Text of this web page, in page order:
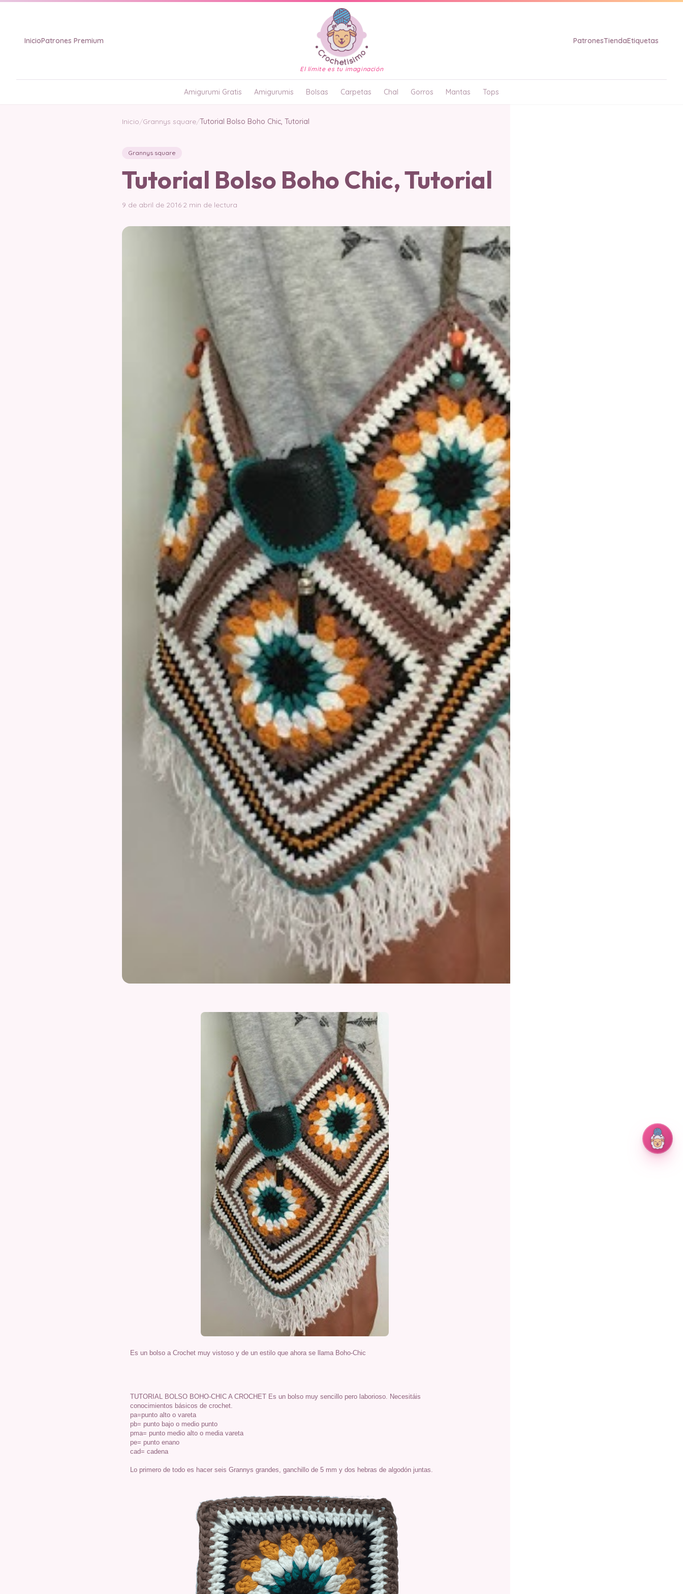
InicioPatrones Premium
El límite es tu imaginación
PatronesTiendaEtiquetas
Amigurumi Gratis Amigurumis Bolsas Carpetas Chal Gorros Mantas Tops
Inicio/Grannys square/Tutorial Bolso Boho Chic, Tutorial
Grannys square
Tutorial Bolso Boho Chic, Tutorial
9 de abril de 2016·2 min de lectura
Es un bolso a Crochet muy vistoso y de un estilo que ahora se llama Boho-Chic
TUTORIAL BOLSO BOHO-CHIC A CROCHET Es un bolso muy sencillo pero laborioso. Necesitáis
conocimientos básicos de crochet.
pa=punto alto o vareta
pb= punto bajo o medio punto
pma= punto medio alto o media vareta
pe= punto enano
cad= cadena
Lo primero de todo es hacer seis Grannys grandes, ganchillo de 5 mm y dos hebras de algodón juntas.